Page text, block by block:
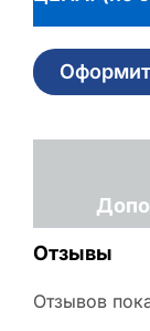
Отзывы
Отзывов